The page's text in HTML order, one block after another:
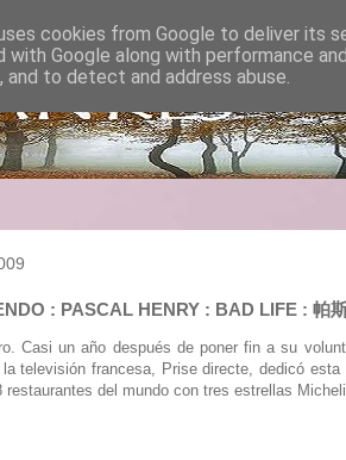
: PASCAL HENRY : BAD LIFE : 帕
Casi un año después de poner fin a su
televisión francesa, Prise directe, dedicó
del mundo con tres estrellas
cookies from Google to deliver its
with Google along with performance
to detect and address abuse.